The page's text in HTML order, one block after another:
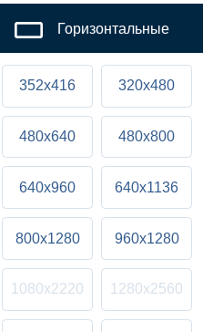
Горизонтальные
352x416 320x480
480x640 480x800
640x960 640x1136
800x1280 960x1280
1080x2220 1280x2560